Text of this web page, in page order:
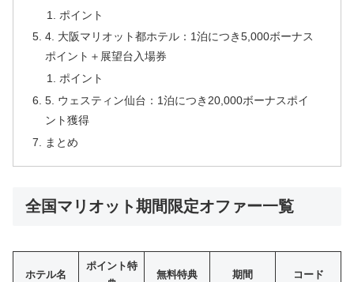
ポイント
4. 大阪マリオット都ホテル：1泊につき5,000ボーナス
ポイント＋展望台入場券
ポイント
5. ウェスティン仙台：1泊につき20,000ボーナスポイ
ント獲得
まとめ
全国マリオット期間限定オファー一覧
ホテル名
ポイント特
無料特典 期間 コード